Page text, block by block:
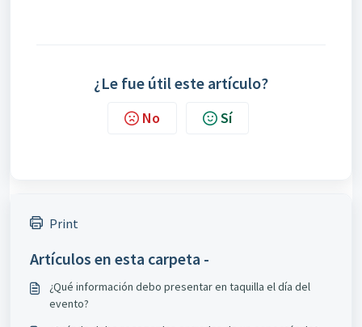
¿Le fue útil este artículo?
No Sí
Print
Artículos en esta carpeta -
¿Qué información debo presentar en taquilla el día del
evento?